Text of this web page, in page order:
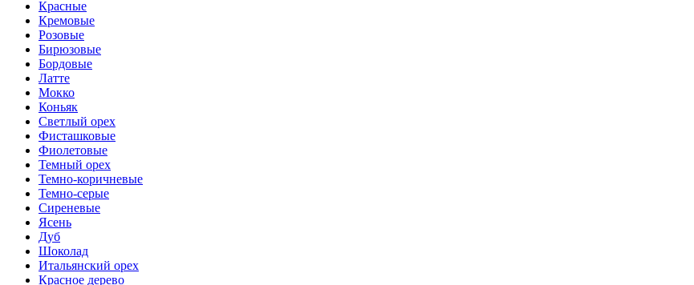
Красные
Кремовые
Розовые
Бирюзовые
Бордовые
Латте
Мокко
Коньяк
Светлый орех
Фисташковые
Фиолетовые
Темный орех
Темно-коричневые
Темно-серые
Сиреневые
Ясень
Дуб
Шоколад
Итальянский орех
Красное дерево